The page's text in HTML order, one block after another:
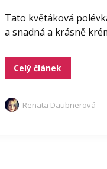
Tato květáková
a snadná a krásně
Celý článek
Renata Daubnerová